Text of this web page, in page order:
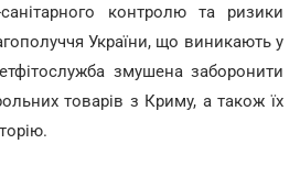
санітарного контролю та ризики
України, що виникають у
змушена заборонити
товарів з Криму, а також їх